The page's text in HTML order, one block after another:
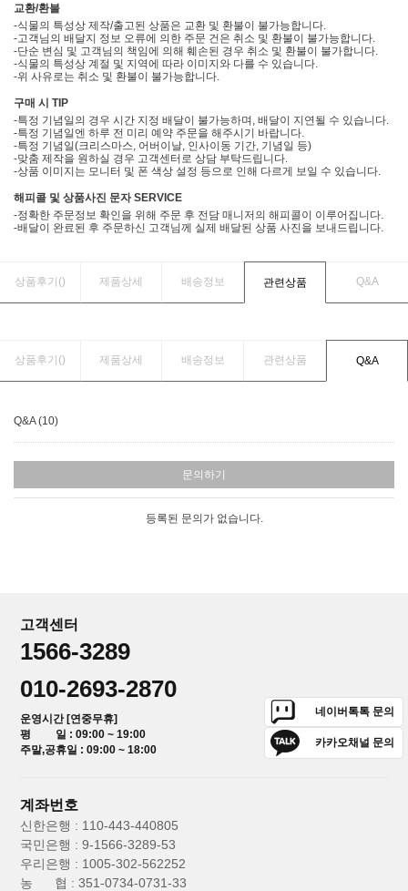
교환/환불
-식물의 특성상 제작/출고된 상품은 교환 및 환불이 불가능합니다.
-고객님의 배달지 정보 오류에 의한 주문 건은 취소 및 환불이 불가능합니다.
-단순 변심 및 고객님의 책임에 의해 훼손된 경우 취소 및 환불이 불가합니다.
-식물의 특성상 계절 및 지역에 따라 이미지와 다를 수 있습니다.
-위 사유로는 취소 및 환불이 불가능합니다.
구매 시 TIP
-특정 기념일의 경우 시간 지정 배달이 불가능하며, 배달이 지연될 수 있습니다.
-특정 기념일엔 하루 전 미리 예약 주문을 해주시기 바랍니다.
-특정 기념일(크리스마스, 어버이날, 인사이동 기간, 기념일 등)
-맞춤 제작을 원하실 경우 고객센터로 상담 부탁드립니다.
-상품 이미지는 모니터 및 폰 색상 설정 등으로 인해 다르게 보일 수 있습니다.
해피콜 및 상품사진 문자 SERVICE
-정확한 주문정보 확인을 위해 주문 후 전담 매니저의 해피콜이 이루어집니다.
-배달이 완료된 후 주문하신 고객님께 실제 배달된 상품 사진을 보내드립니다.
상품후기() 제품상세 배송정보 관련상품 Q&A
상품후기() 제품상세 배송정보 관련상품 Q&A
Q&A (10)
문의하기
등록된 문의가 없습니다.
고객센터
1566-3289
010-2693-2870
운영시간 [연중무휴]
평 일 : 09:00 ~ 19:00
주말,공휴일 : 09:00 ~ 18:00
네이버톡톡 문의
카카오채널 문의
계좌번호
신한은행 : 110-443-440805
국민은행 : 9-1566-3289-53
우리은행 : 1005-302-562252
농 협 : 351-0734-0731-33